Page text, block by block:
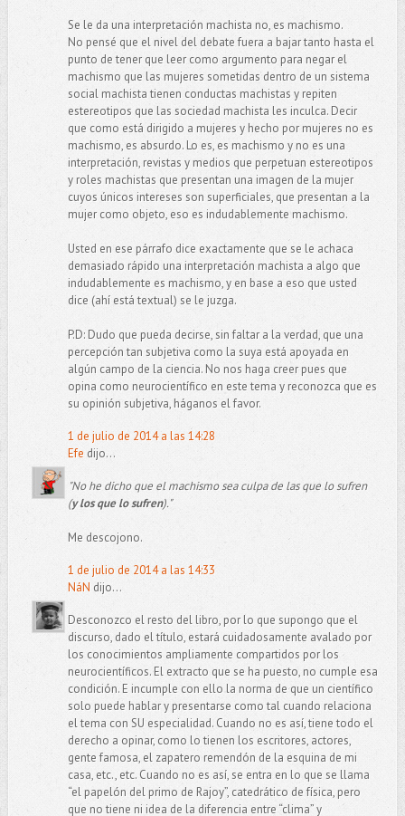
Se le da una interpretación machista no, es machismo.
No pensé que el nivel del debate fuera a bajar tanto hasta el
punto de tener que leer como argumento para negar el
machismo que las mujeres sometidas dentro de un sistema
social machista tienen conductas machistas y repiten
estereotipos que las sociedad machista les inculca. Decir
que como está dirigido a mujeres y hecho por mujeres no es
machismo, es absurdo. Lo es, es machismo y no es una
interpretación, revistas y medios que perpetuan estereotipos
y roles machistas que presentan una imagen de la mujer
cuyos únicos intereses son superficiales, que presentan a la
mujer como objeto, eso es indudablemente machismo.
Usted en ese párrafo dice exactamente que se le achaca
demasiado rápido una interpretación machista a algo que
indudablemente es machismo, y en base a eso que usted
dice (ahí está textual) se le juzga.
P.D: Dudo que pueda decirse, sin faltar a la verdad, que una
percepción tan subjetiva como la suya está apoyada en
algún campo de la ciencia. No nos haga creer pues que
opina como neurocientífico en este tema y reconozca que es
su opinión subjetiva, háganos el favor.
1 de julio de 2014 a las 14:28
Efe dijo...
"No he dicho que el machismo sea culpa de las que lo sufren
(y los que lo sufren)."
Me descojono.
1 de julio de 2014 a las 14:33
NáN dijo...
Desconozco el resto del libro, por lo que supongo que el
discurso, dado el título, estará cuidadosamente avalado por
los conocimientos ampliamente compartidos por los
neurocientíficos. El extracto que se ha puesto, no cumple esa
condición. E incumple con ello la norma de que un científico
solo puede hablar y presentarse como tal cuando relaciona
el tema con SU especialidad. Cuando no es así, tiene todo el
derecho a opinar, como lo tienen los escritores, actores,
gente famosa, el zapatero remendón de la esquina de mi
casa, etc., etc. Cuando no es así, se entra en lo que se llama
“el papelón del primo de Rajoy”, catedrático de física, pero
que no tiene ni idea de la diferencia entre “clima” y